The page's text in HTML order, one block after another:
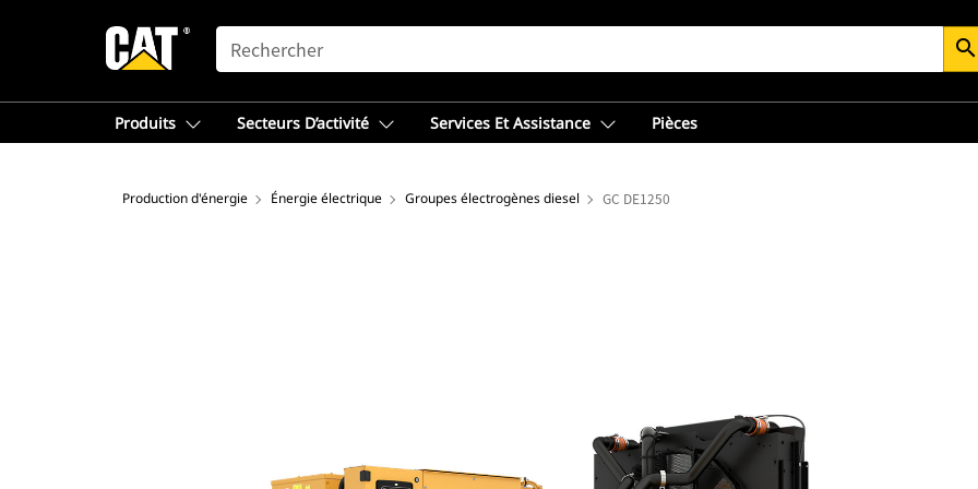
SEARCH search
Produits Secteurs D’activité Services Et Assistance Pièces
Production d'énergie Énergie électrique Groupes électrogènes diesel GC DE1250